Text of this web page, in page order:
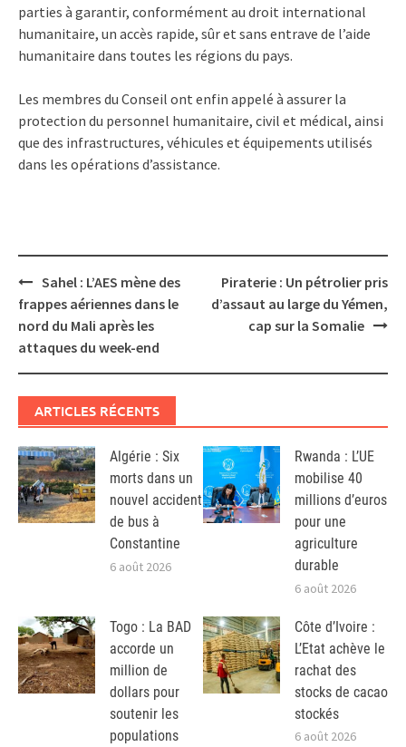
parties à garantir, conformément au droit international
humanitaire, un accès rapide, sûr et sans entrave de l’aide
humanitaire dans toutes les régions du pays.
Les membres du Conseil ont enfin appelé à assurer la
protection du personnel humanitaire, civil et médical, ainsi
que des infrastructures, véhicules et équipements utilisés
dans les opérations d’assistance.
Post
navigation
Sahel : L’AES mène des
frappes aériennes dans le
nord du Mali après les
attaques du week-end
Piraterie : Un pétrolier pris
d’assaut au large du Yémen,
cap sur la Somalie
ARTICLES RÉCENTS
Algérie : Six
morts dans un
nouvel accident
de bus à
Constantine
6 août 2026
Rwanda : L’UE
mobilise 40
millions d’euros
pour une
agriculture
durable
6 août 2026
Togo : La BAD
accorde un
million de
dollars pour
soutenir les
populations
Côte d’Ivoire :
L’Etat achève le
rachat des
stocks de cacao
stockés
6 août 2026